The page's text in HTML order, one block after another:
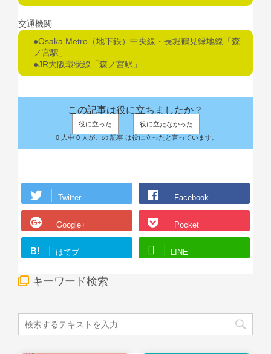
交通機関
●Osaka Metro（地下鉄）中央線・長堀鶴見緑地線「森
ノ宮駅」
●JR大阪環状線「森ノ宮駅」
この記事は役に立ちましたか？
役に立った
役に立たなかった
0 人中 0 人がこの 記事 は役に立ったと言っています。
Twitter Facebook
Google+ Pocket
B! はてブ LINE
キーワード検索